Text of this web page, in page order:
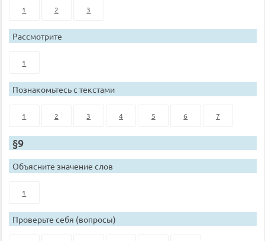
1 2 3
Рассмотрите
1
Познакомьтесь с текстами
1 2 3 4 5 6 7
§9
Объясните значение слов
1
Проверьте себя (вопросы)